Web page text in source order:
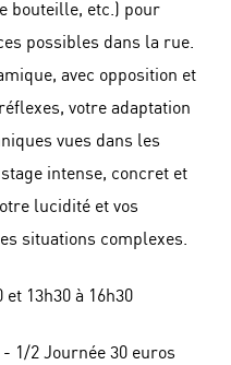
bouteille, etc.) pour
possibles dans la rue.
avec opposition et
votre adaptation
vues dans les
intense, concret et
lucidité et vos
situations complexes.
et 13h30 à 16h30
1/2 Journée 30 euros